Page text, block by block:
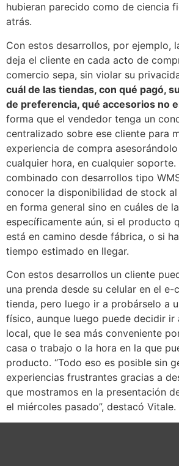
hubieran parecido como de ciencia
atrás.
Con estos desarrollos, por ejemplo,
deja el cliente en cada acto de
comercio sepa, sin violar su
cuál de las tiendas, con qué pagó,
de preferencia, qué accesorios no
forma que el vendedor tenga un
centralizado sobre ese cliente para
experiencia de compra
cualquier hora, en cualquier
combinado con desarrollos tipo
conocer la disponibilidad de stock
en forma general sino en cuáles de
específicamente aún, si el producto
está en camino desde fábrica, o si
tiempo estimado en llegar.
Con estos desarrollos un cliente
una prenda desde su celular en el e-
tienda, pero luego ir a probárselo a
físico, aunque luego puede decidir
local, que le sea más conveniente
casa o trabajo o la hora en la que
producto. “Todo eso es posible sin
experiencias frustrantes gracias a
que mostramos en la presentación
el miércoles pasado”, destacó Vitale.